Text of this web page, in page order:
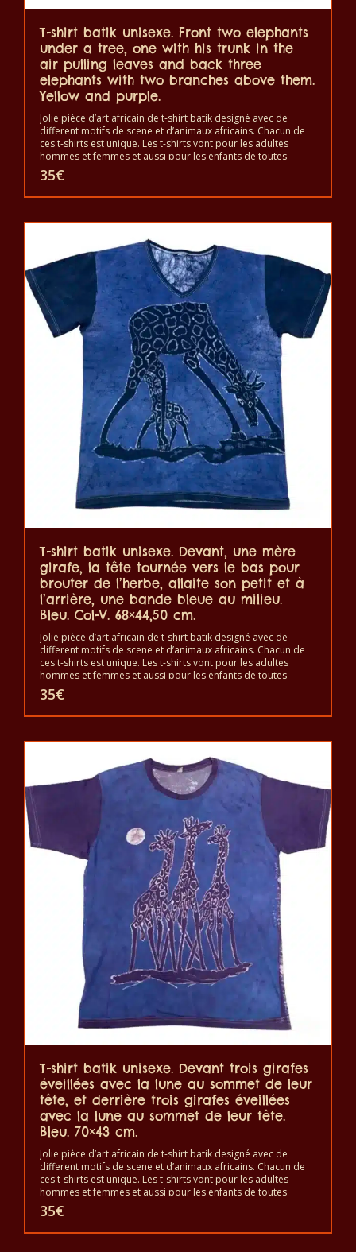
produit
T-shirt batik unisexe. Front two elephants
under a tree, one with his trunk in the
air pulling leaves and back three
elephants with two branches above them.
Yellow and purple.
Jolie pièce d’art africain de t-shirt batik designé avec de
different motifs de scene et d’animaux africains. Chacun de
ces t-shirts est unique. Les t-shirts vont pour les adultes
hommes et femmes et aussi pour les enfants de toutes
tailles. Le t-shirt peut être lavé en machine à 40°C. Il ne fait
pas sortir de couleur. Les t-shirts sont 100% coton.
35€
T-shirt batik unisexe. Devant, une mère
girafe, la tête tournée vers le bas pour
brouter de l’herbe, allaite son petit et à
l’arrière, une bande bleue au milieu.
Bleu. Col-V. 68×44,50 cm.
Jolie pièce d’art africain de t-shirt batik designé avec de
different motifs de scene et d’animaux africains. Chacun de
ces t-shirts est unique. Les t-shirts vont pour les adultes
hommes et femmes et aussi pour les enfants de toutes
tailles. Le t-shirt peut être lavé en machine à 40°C. Il ne fait
pas sortir de couleur. Les t-shirts sont 100% coton.
35€
T-shirt batik unisexe. Devant trois girafes
éveillées avec la lune au sommet de leur
tête, et derrière trois girafes éveillées
avec la lune au sommet de leur tête.
Bleu. 70×43 cm.
Jolie pièce d’art africain de t-shirt batik designé avec de
different motifs de scene et d’animaux africains. Chacun de
ces t-shirts est unique. Les t-shirts vont pour les adultes
hommes et femmes et aussi pour les enfants de toutes
tailles. Le t-shirt peut être lavé en machine à 40°C. Il ne fait
pas sortir de couleur. Les t-shirts sont 100% coton.
35€